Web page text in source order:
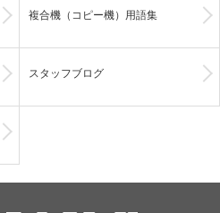
複合機（コピー機）用語集
スタッフブログ